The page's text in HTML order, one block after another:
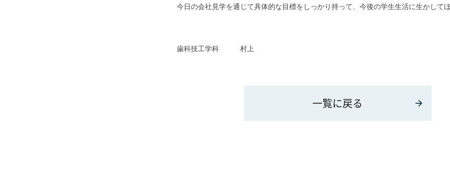
今日の会社見学を通じて具体的な目標をしっかり持って、今後の学生生活に生かして
歯科技工学科 村上
一覧に戻る